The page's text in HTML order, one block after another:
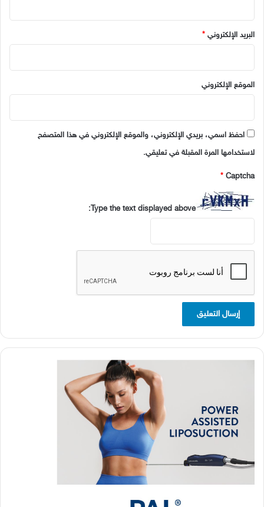
البريد الإلكتروني *
الموقع الإلكتروني
احفظ اسمي، بريدي الإلكتروني، والموقع الإلكتروني في هذا المتصفح
لاستخدامها المرة المقبلة في تعليقي.
Captcha
*
Type the text displayed above: